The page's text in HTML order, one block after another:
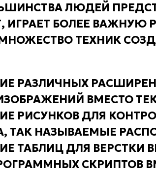
ЛЮДЕЙ
ИГРАЕТ БОЛЕЕ ВАЖНУЮ
ТЕХНИК
РАЗЛИЧНЫХ
ВМЕСТО
РИСУНКОВ ДЛЯ
ТАК НАЗЫВАЕМЫЕ
ТАБЛИЦ ДЛЯ ВЕРСТКИ
СКРИПТОВ